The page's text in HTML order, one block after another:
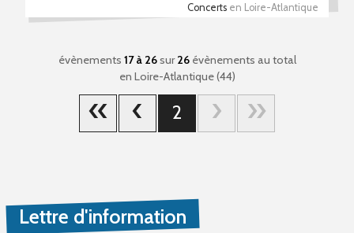
Concerts en Loire-Atlantique
évènements 17 à 26sur26évènements au total
en Loire-Atlantique (44)
2
Lettre d'information